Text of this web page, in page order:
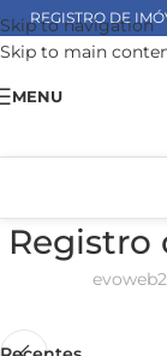
Skip to navigation
Skip to main
REGISTRO DE
MENU
Registro